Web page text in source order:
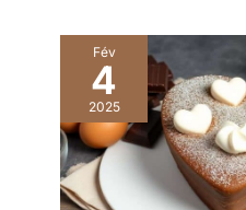
à
Fév
4
2025